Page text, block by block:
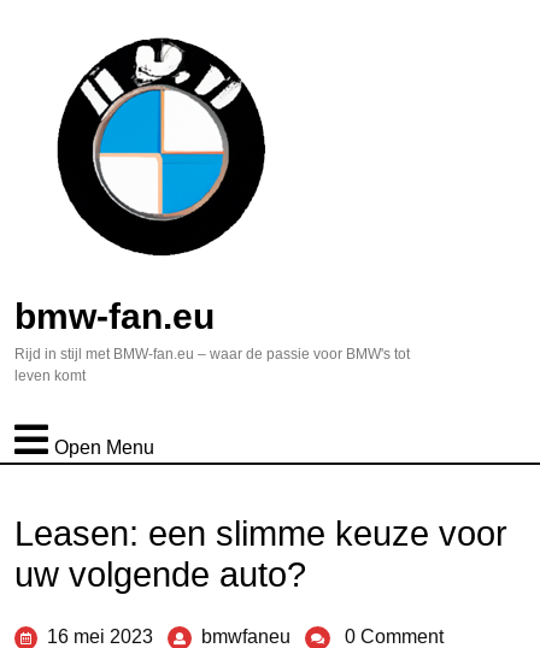
bmw-fan.eu
Rijd in stijl met BMW-fan.eu – waar de passie voor BMW's tot
leven komt
Open Menu
Leasen: een slimme keuze voor
uw volgende auto?
16 mei 2023 bmwfaneu 0 Comment